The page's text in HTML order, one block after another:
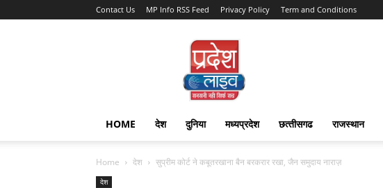
Contact Us MP Info RSS Feed Privacy Policy Term and Conditions
Pradesh
Live
HOME देश दुनिया मध्यप्रदेश छत्‍तीसगढ राजस्‍थान
Home देश सुप्रीम कोर्ट ने कबूतरखाना बैन बरकरार रखा, जैन समुदाय नाराज़
देश